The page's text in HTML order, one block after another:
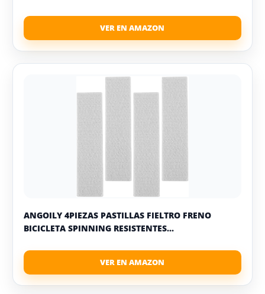
ANGOILY 4PIEZAS PASTILLAS FIELTRO FRENO
BICICLETA SPINNING RESISTENTES...